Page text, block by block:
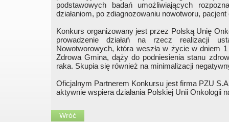
podstawowych badań umożliwiających
działaniom, po zdiagnozowaniu nowotworu,
Konkurs organizowany jest przez Polską Unię
prowadzenie działań na rzecz realizacji
Nowotworowych, która weszła w życie w dniem
Zdrowa Gmina, dąży do podniesienia stanu
raka. Skupia się również na minimalizacji
Oficjalnym Partnerem Konkursu jest firma PZU
aktywnie wspiera działania Polskiej Unii Onkologii
Wróć